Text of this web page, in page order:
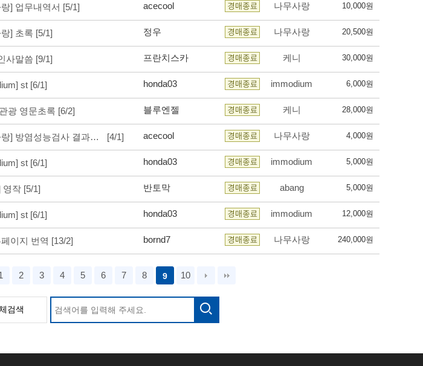
] 업무내역서 [5/1] acecool 나무사랑 10,000원
] 초록 [5/1] 정우 나무사랑 20,500원
사말씀 [9/1] 프란치스카 케니 30,000원
st [6/1] honda03 immodium 6,000원
광 영문초록 [6/2] 블루엔젤 케니 28,000원
[나무사랑] 방염성능검사 결과통보서 [4/1] acecool 나무사랑 4,000원
st [6/1] honda03 immodium 5,000원
영작 [5/1] 반토막 abang 5,000원
st [6/1] honda03 immodium 12,000원
이지 번역 [13/2] bornd7 나무사랑 240,000원
2 3 4 5 6 7 8 9 10